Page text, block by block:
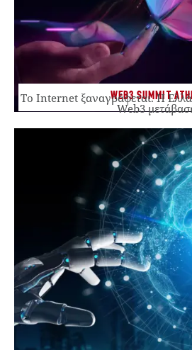
WEB3 SUMMIT
Το Internet ξαναγράφεται. Η
Web3